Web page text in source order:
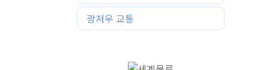
광저우 교통